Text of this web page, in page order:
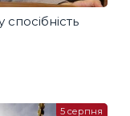
5 серпня